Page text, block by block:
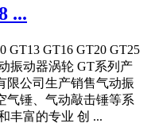
...
GT13 GT16 GT20 GT25
振动器涡轮 GT系列产
限公司生产销售气动振
气锤、气动敲击锤等系
丰富的专业 创 ...